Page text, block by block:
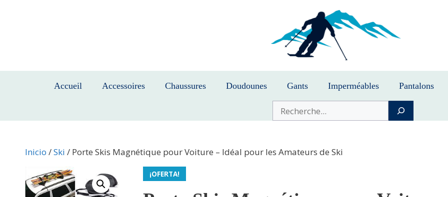
Accueil Accessoires Chaussures Doudounes Gants Imperméables Pantalons
Buscar
Inicio /Ski / Porte Skis Magnétique pour Voiture – Idéal pour les Amateurs de Ski
¡OFERTA!